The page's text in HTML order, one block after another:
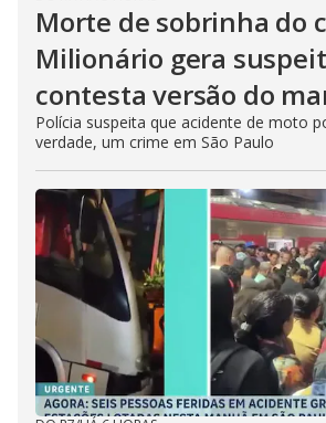
Morte de sobrinha do
Milionário gera
contesta versão do
Polícia suspeita que acidente de moto
verdade, um crime em São Paulo